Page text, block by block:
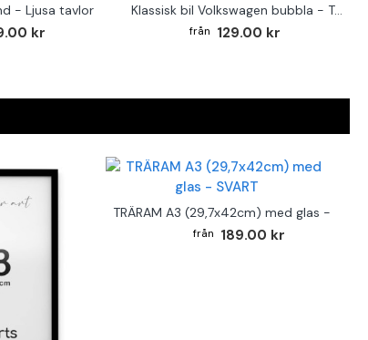
- Ljusa tavlor
kr
Klassisk bil Volkswagen bubbla - Turkos poster
129.00 kr
TRÄRAM A3 (29,7x42cm) med glas -
189.00 kr